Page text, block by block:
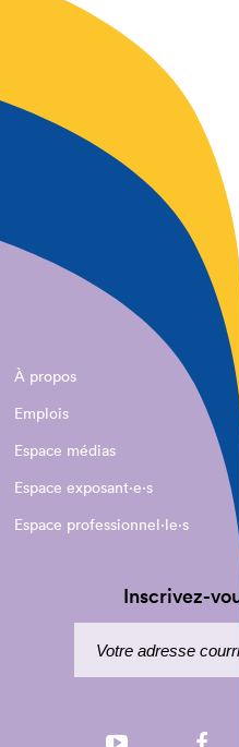
À propos
Emplois
Espace médias
Espace exposant·e⋅s
Espace professionnel·le⋅s
Inscrivez-